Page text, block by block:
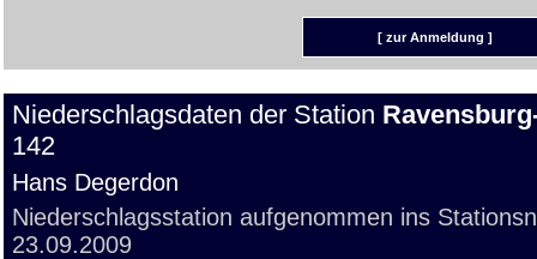
[ zur Anmeldung ]
Niederschlagsdaten der Station
142
Hans Degerdon
Niederschlagsstation aufgenommen ins
23.09.2009